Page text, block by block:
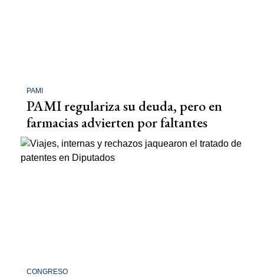
PAMI
PAMI regulariza su deuda, pero en
farmacias advierten por faltantes
CONGRESO